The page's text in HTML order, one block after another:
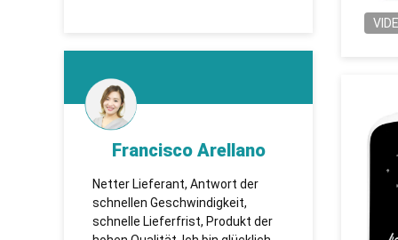
Francisco Arellano
Netter Lieferant, Antwort der
schnellen Geschwindigkeit,
schnelle Lieferfrist, Produkt der
TUOSHI